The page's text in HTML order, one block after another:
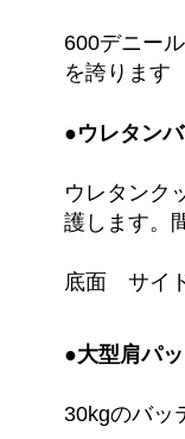
600デニー
を誇ります
●ウレタン
ウレタンク
護します。
底面 サイ
●大型肩パ
30kgのバッ